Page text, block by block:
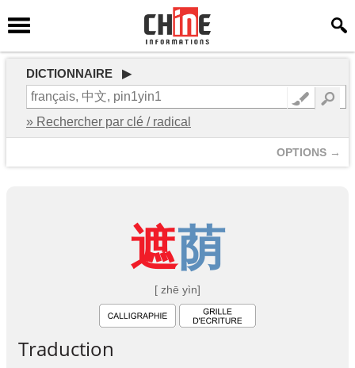
DICTIONNAIRE ▶
» Rechercher par clé / radical
OPTIONS →
遮荫
[ zhē yìn]
Traduction